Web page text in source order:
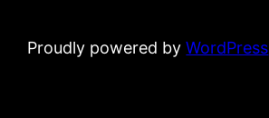
Proudly powered byWordPress